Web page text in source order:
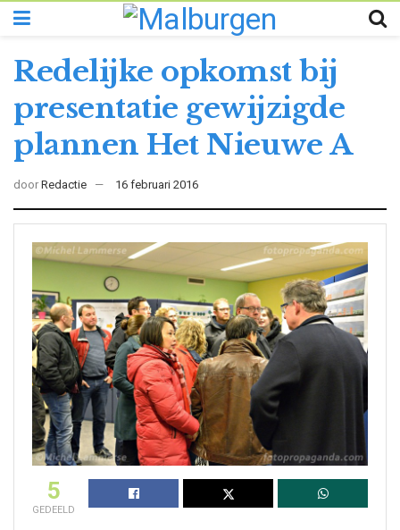
Redelijke opkomst bij
presentatie gewijzigde
plannen Het Nieuwe A
door Redactie 16 februari 2016
5
GEDEELD